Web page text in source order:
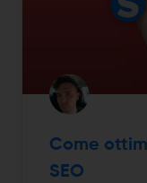
Come
SEO